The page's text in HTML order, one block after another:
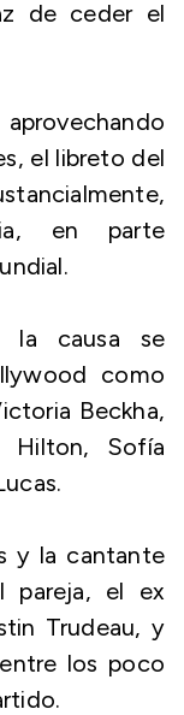
de ceder el
el libreto del
en parte
la causa se
como
Beckha,
Hilton, Sofía
y la cantante
pareja, el ex
Trudeau, y
los poco